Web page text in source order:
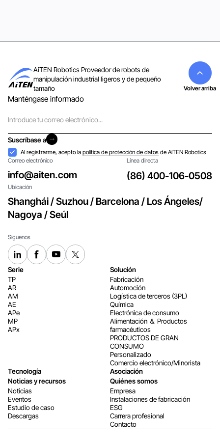
AiTEN Robotics Proveedor de robots de
manipulación industrial ligeros y de pequeño
tamaño
Manténgase informado
electrónico
Suscríbase a
Suscríbase a
Aceptación
Al registrarme, acepto lapolítica de protección de datos de AiTEN Robotics
Correo electrónico
info@aiten.com
Línea directa
(86) 400-106-0508
Ubicación
Shanghái / Suzhou / Barcelona / Los Ángeles/
Nagoya / Seúl
Síguenos
Serie
TP
AR
AM
AE
APe
MP
APx
Solución
Fabricación
Automoción
Logística de terceros (3PL)
Química
Electrónica de consumo
Alimentación ＆ Productos
farmacéuticos
PRODUCTOS DE GRAN
CONSUMO
Personalizado
Comercio electrónico/Minorista
Tecnología
Asociación
Noticias y recursos
Noticias
Eventos
Estudio de caso
Descargas
Quiénes somos
Empresa
Instalaciones de fabricación
ESG
Carrera profesional
Contacto
Volver arriba